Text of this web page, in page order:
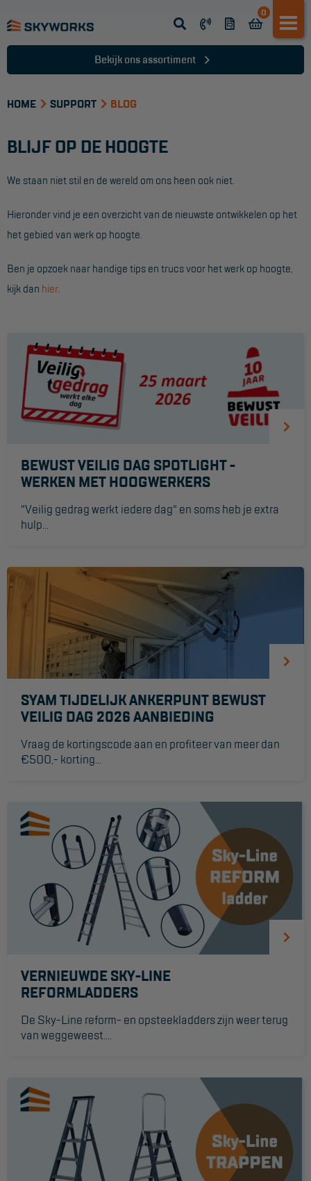
0
Opsteek ladder
Schuifladder
Telescopische ladder
Ladder onderdelen
Magazijntrap
Trailertrap
Trap accessoires
Schraag
VALBEVEILIGING
Harnas gordels
Anker middelen
Reddingsmiddelen
CombiDeals
MAATWERK
Steigers
Rolsteigers
Schilderstellingen
Gevelsteigers
Steiger overkapping
Schilderwerkzaamheden
Gevelrenovatie
Industrieel onderhoud
Telescoop hoogwerkers
Knikarmhoogwerkers
Spinhoogwerkers
Schaarhoogwerkers
Bekijk ons assortiment
HOME SUPPORT BLOG
BLIJF OP DE HOOGTE
We staan niet stil en de wereld om ons heen ook niet.
Hieronder vind je een overzicht van de nieuwste ontwikkelen op het
het gebied van werk op hoogte.
Ben je opzoek naar handige tips en trucs voor het werk op hoogte,
kijk dan hier.
BEWUST VEILIG DAG SPOTLIGHT -
WERKEN MET HOOGWERKERS
"Veilig gedrag werkt iedere dag" en soms heb je extra
hulp...
SYAM TIJDELIJK ANKERPUNT BEWUST
VEILIG DAG 2026 AANBIEDING
Vraag de kortingscode aan en profiteer van meer dan
€500,- korting...
VERNIEUWDE SKY-LINE
REFORMLADDERS
De Sky-Line reform- en opsteekladders zijn weer terug
van weggeweest....